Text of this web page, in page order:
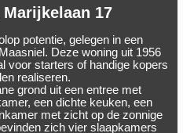
17
potentie, gelegen in een
Deze woning uit 1956
voor starters of handige kopers
realiseren.
grond uit een entree met
een dichte keuken, een
met zicht op de zonnige
zich vier slaapkamers